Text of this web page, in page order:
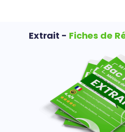
Extrait - Fiches de